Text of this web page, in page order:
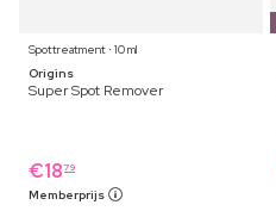
Spottreatment ⋅ 10 ml
Origins
Super Spot Remover
€18 79
Memberprijs